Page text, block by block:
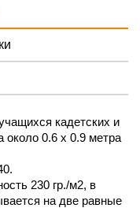
кадетских и
около 0.6 х 0.9 метра
230 гр./м2, в
на две равные